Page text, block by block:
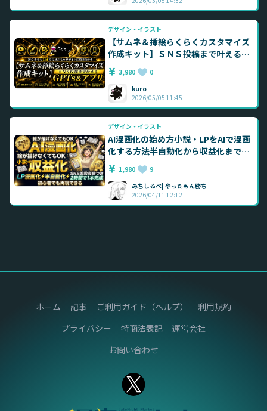
デザイン・イラスト
【サムネ＆挿絵らくらくカスタマイズ
作成キット】ＳＮＳ投稿まで叶える
GPTｓ＆アプリ ChatGPT・Gemini
nanobananaPro
3,980
0
kuro
2026/05/05 11:45
デザイン・イラスト
AI漫画化の始め方小説・LPをAIで漫画
化する方法半自動化から収益化まで全
部解説 クリエイティブ × 収益化 × 再
現性1,980
9
みちしるべ| やったもん勝ち
2026/04/11 12:12
ホーム 記事 ご利用ガイド（ヘルプ）
利用規約
プライバシー
特商法表記
運営会社
お問い合わせ